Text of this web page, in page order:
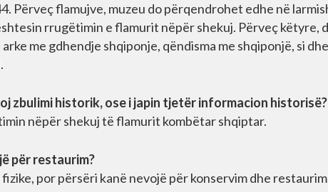
Përveç flamujve, muzeu do përqendrohet edhe në
rrugëtimin e flamurit nëpër shekuj. Përveç këtyre,
me gdhendje shqiponje, qëndisma me shqiponjë, si dhe
zbulimi historik, ose i japin tjetër informacion historisë?
nëpër shekuj të flamurit kombëtar shqiptar.
për restaurim?
por përsëri kanë nevojë për konservim dhe